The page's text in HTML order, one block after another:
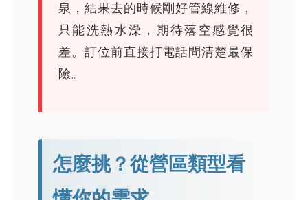
泉，結果去的時候剛好管線維修，
只能洗熱水澡，期待落空感覺很
差。訂位前直接打電話問清楚最保
險。
怎麼挑？從營區類型看